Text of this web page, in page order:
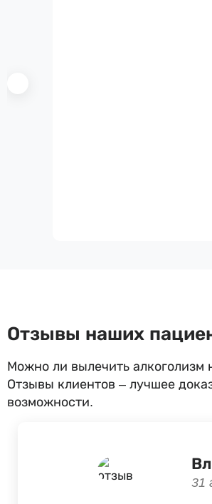
Отзывы наших
Можно ли вылечить алкоголизм
Отзывы клиентов – лучшее
возможности.
31